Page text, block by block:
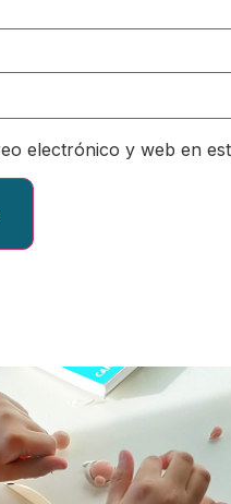
electrónico y web en